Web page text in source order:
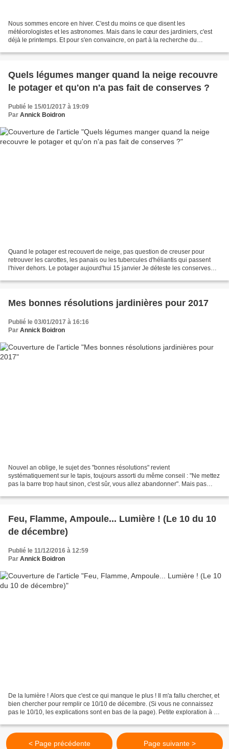
Nous sommes encore en hiver. C'est du moins ce que disent les
météorologistes et les astronomes. Mais dans le cœur des jardiniers, c'est
déjà le printemps. Et pour s'en convaincre, on part à la recherche du
Quels légumes manger quand la neige recouvre
le potager et qu'on n'a pas fait de conserves ?
Publié le 15/01/2017 à 19:09
Par Annick Boidron
Quand le potager est recouvert de neige, pas question de creuser pour
retrouver les carottes, les panais ou les tubercules d'héliantis qui passent
l'hiver dehors. Le potager aujourd'hui 15 janvier Je déteste les conserves
Mes bonnes résolutions jardinières pour 2017
Publié le 03/01/2017 à 16:16
Par Annick Boidron
Nouvel an oblige, le sujet des "bonnes résolutions" revient
systématiquement sur le tapis, toujours assorti du même conseil : "Ne mettez
pas la barre trop haut sinon, c'est sûr, vous allez abandonner". Mais pas
Feu, Flamme, Ampoule... Lumière ! (Le 10 du 10
de décembre)
Publié le 11/12/2016 à 12:59
Par Annick Boidron
De la lumière ! Alors que c'est ce qui manque le plus ! Il m'a fallu chercher, et
bien chercher pour remplir ce 10/10 de décembre. (Si vous ne connaissez
pas le 10/10, les explications sont en bas de la page). Petite exploration à la
< Page précédente Page suivante >